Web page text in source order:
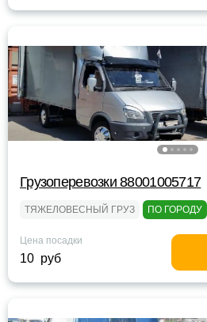
Грузоперевозки 88001005717
ТЯЖЕЛОВЕСНЫЙ ГРУЗ ПО ГОРОДУ
Цена посадки
10 руб